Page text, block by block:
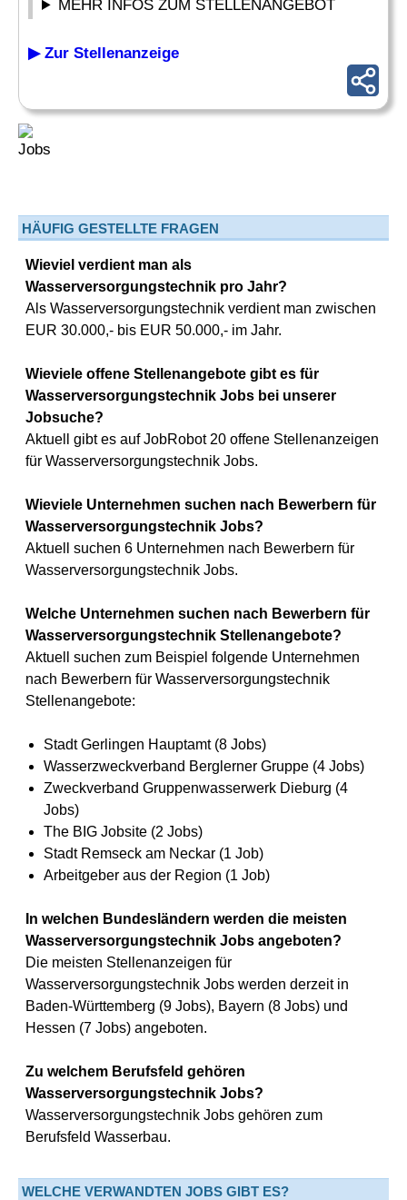
MEHR INFOS ZUM STELLENANGEBOT
▶ Zur Stellenanzeige
HÄUFIG GESTELLTE FRAGEN
Wieviel verdient man als
Wasserversorgungstechnik pro Jahr?
Als Wasserversorgungstechnik verdient man zwischen
EUR 30.000,- bis EUR 50.000,- im Jahr.
Wieviele offene Stellenangebote gibt es für
Wasserversorgungstechnik Jobs bei unserer
Jobsuche?
Aktuell gibt es auf JobRobot 20 offene Stellenanzeigen
für Wasserversorgungstechnik Jobs.
Wieviele Unternehmen suchen nach Bewerbern für
Wasserversorgungstechnik Jobs?
Aktuell suchen 6 Unternehmen nach Bewerbern für
Wasserversorgungstechnik Jobs.
Welche Unternehmen suchen nach Bewerbern für
Wasserversorgungstechnik Stellenangebote?
Aktuell suchen zum Beispiel folgende Unternehmen
nach Bewerbern für Wasserversorgungstechnik
Stellenangebote:
Stadt Gerlingen Hauptamt (8 Jobs)
Wasserzweckverband Berglerner Gruppe (4 Jobs)
Zweckverband Gruppenwasserwerk Dieburg (4
Jobs)
The BIG Jobsite (2 Jobs)
Stadt Remseck am Neckar (1 Job)
Arbeitgeber aus der Region (1 Job)
In welchen Bundesländern werden die meisten
Wasserversorgungstechnik Jobs angeboten?
Die meisten Stellenanzeigen für
Wasserversorgungstechnik Jobs werden derzeit in
Baden-Württemberg (9 Jobs), Bayern (8 Jobs) und
Hessen (7 Jobs) angeboten.
Zu welchem Berufsfeld gehören
Wasserversorgungstechnik Jobs?
Wasserversorgungstechnik Jobs gehören zum
Berufsfeld Wasserbau.
WELCHE VERWANDTEN JOBS GIBT ES?